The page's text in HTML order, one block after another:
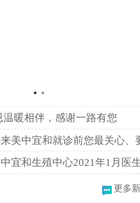
温暖相伴，感谢一路有您
美中宜和就诊前您最关心、
中宜和生殖中心2021年1月医
更多